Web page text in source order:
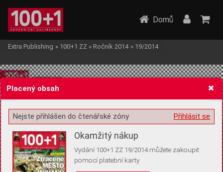
Žádost o souhlas s ukládáním volitelných informací
Domů
Extra Publishing » 100+1 ZZ » Ročník 2014 » 19/2014
Placený obsah
Přihlásit se
Nejste přihlášen do čtenářské zóny
Okamžitý nákup
Vydání 100+1 ZZ 19/2014 můžete zakoupit
pomocí platební karty